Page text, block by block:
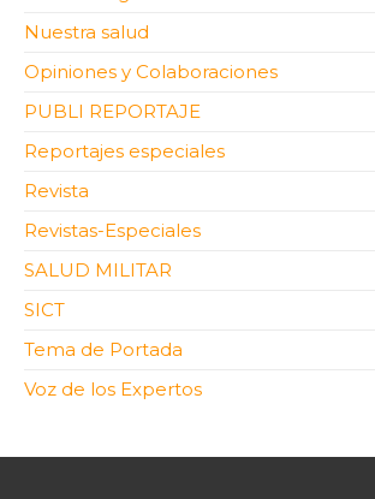
Nuestra salud
Opiniones y Colaboraciones
PUBLI REPORTAJE
Reportajes especiales
Revista
Revistas-Especiales
SALUD MILITAR
SICT
Tema de Portada
Voz de los Expertos